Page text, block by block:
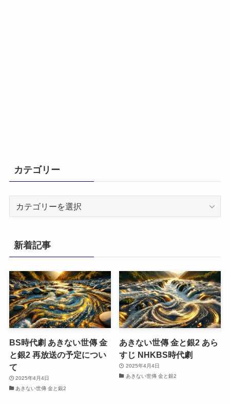
カテゴリー
リ
ー
新着記事
BS時代劇 あきない世傳 金
と銀2 再放送の予定につい
て
2025年4月4日
あきない世傳 金と銀2
あきない世傳 金と銀2 あら
すじ NHKBS時代劇
2025年4月4日
あきない世傳 金と銀2